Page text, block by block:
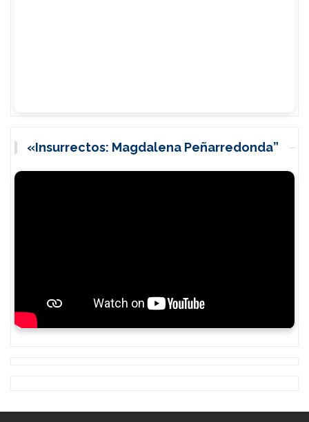
«Insurrectos: Magdalena Peñarredonda”